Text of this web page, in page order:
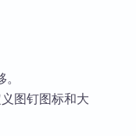
图钉图标和大